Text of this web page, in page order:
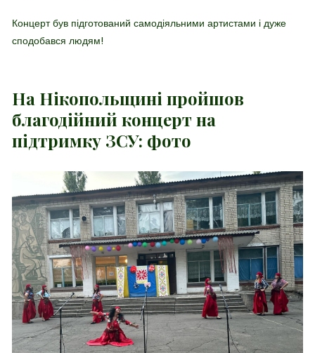
Концерт був підготований самодіяльними артистами і дуже
сподобався людям!
На Нікопольщині пройшов
благодійний концерт на
підтримку ЗСУ: фото